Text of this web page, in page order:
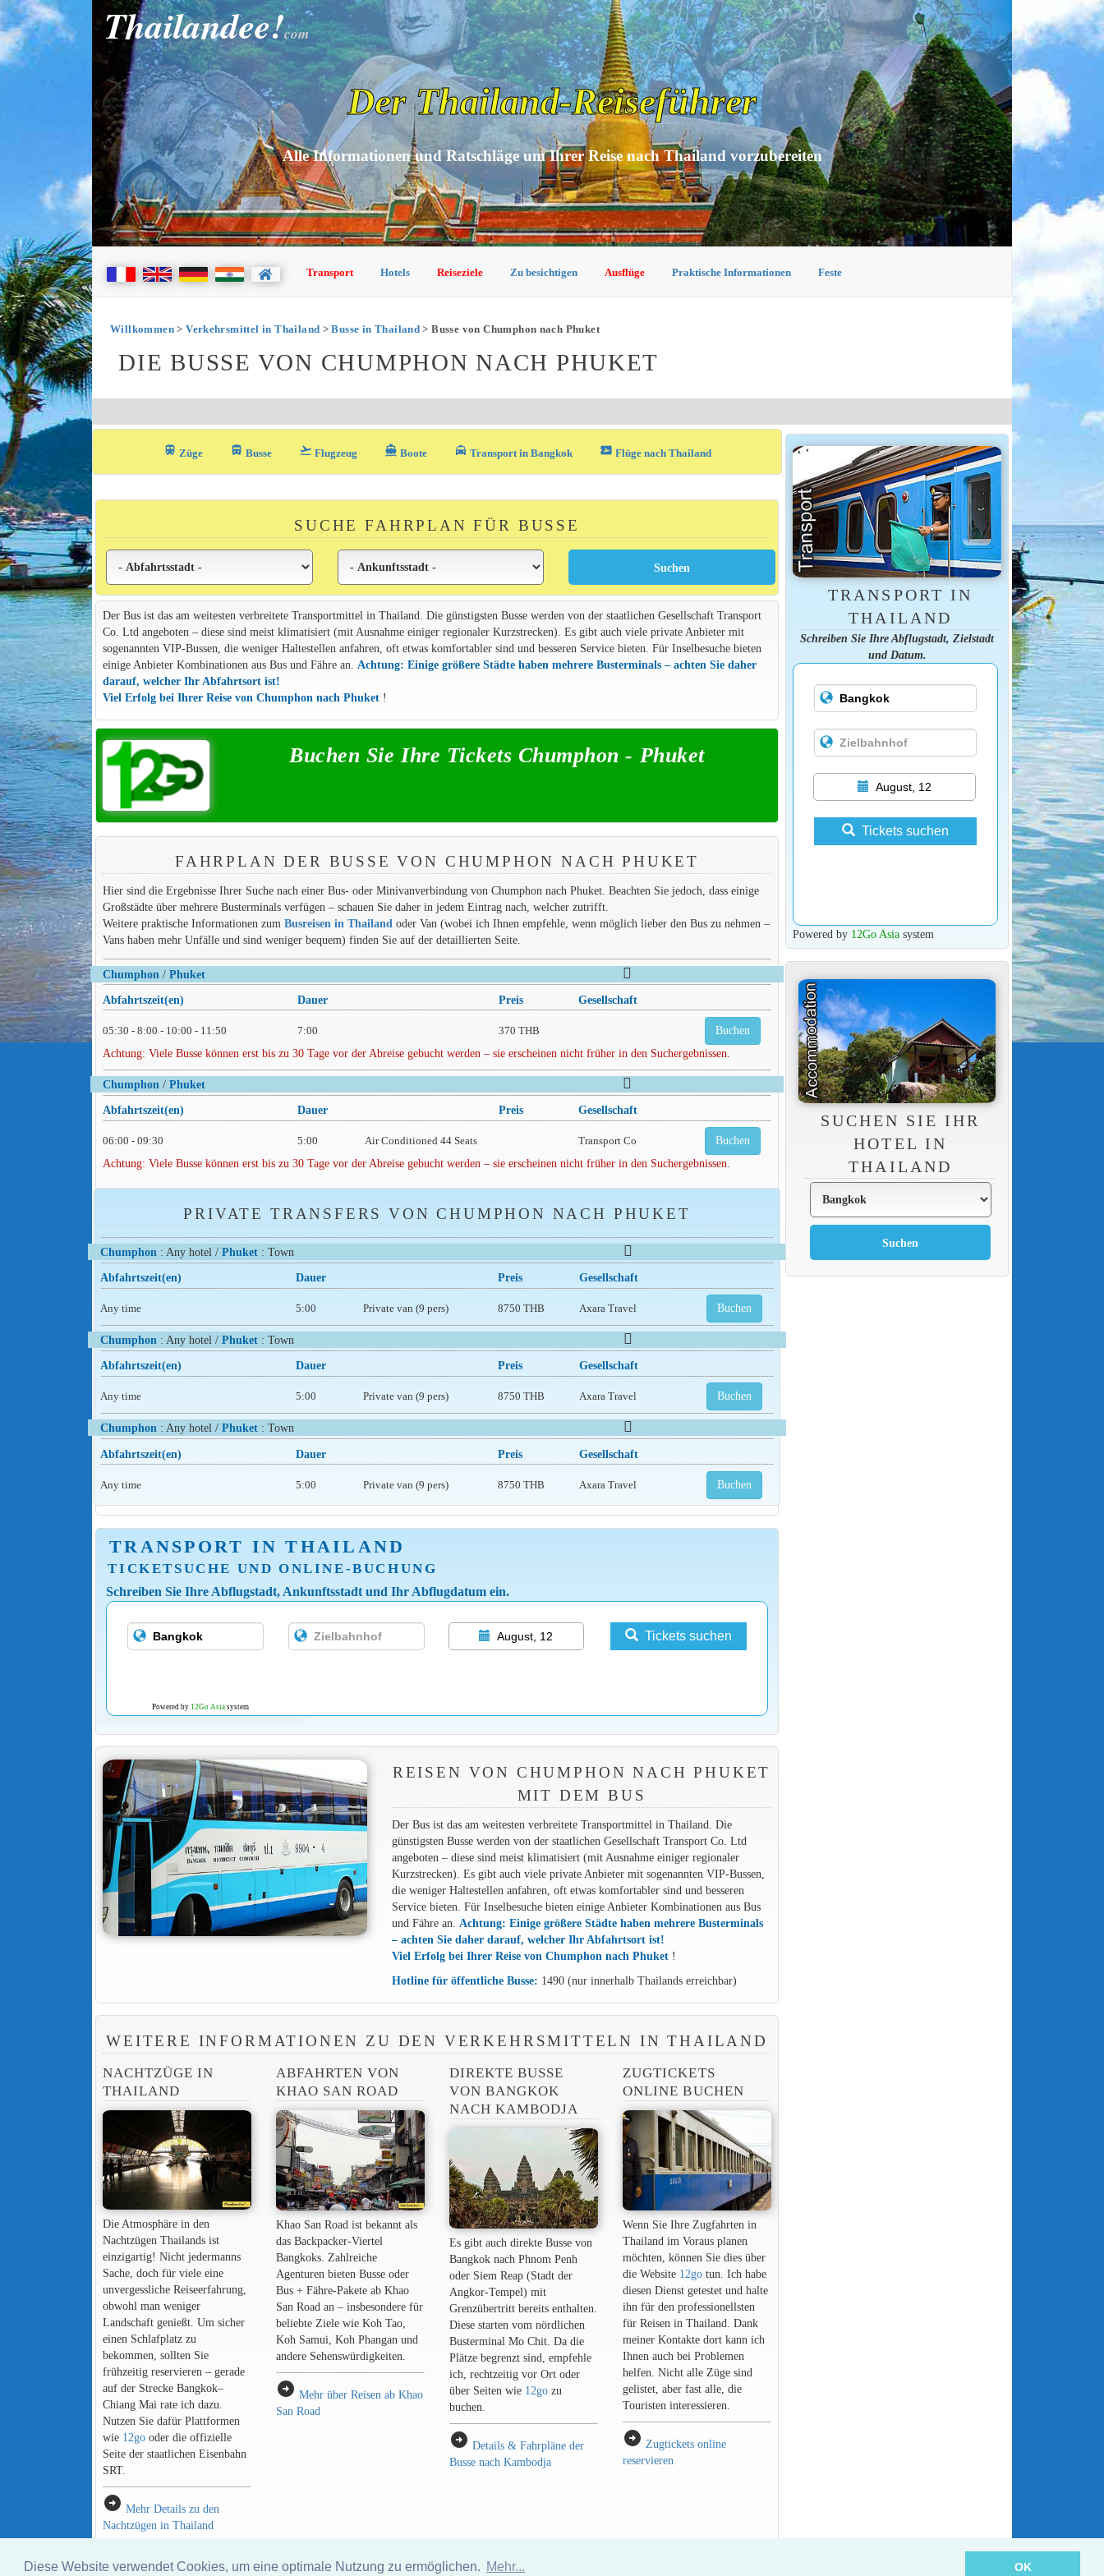
Diese Website verwendet Cookies, um eine optimale Nutzung zu ermöglichen. Mehr... OK
Thailandee!com
Der Thailand-Reiseführer
Alle Informationen und Ratschläge um Ihrer Reise nach Thailand vorzubereiten
Transport Hotels Reiseziele Zu besichtigen Ausflüge Praktische Informationen Feste
Willkommen>Verkehrsmittel in Thailand >Busse in Thailand > Busse von Chumphon nach Phuket
DIE BUSSE VON CHUMPHON NACH PHUKET
train Züge directions_bus_filled Busse flight_takeoff Flugzeug directions_boat Boote local_taxi Transport in Bangkok airplane_ticket Flüge nach Thailand
SUCHE FAHRPLAN FÜR BUSSE
Der Bus ist das am weitesten verbreitete Transportmittel in Thailand. Die günstigsten Busse werden von der staatlichen Gesellschaft Transport
Co. Ltd angeboten – diese sind meist klimatisiert (mit Ausnahme einiger regionaler Kurzstrecken). Es gibt auch viele private Anbieter mit
sogenannten VIP-Bussen, die weniger Haltestellen anfahren, oft etwas komfortabler sind und besseren Service bieten. Für Inselbesuche bieten
einige Anbieter Kombinationen aus Bus und Fähre an. Achtung: Einige größere Städte haben mehrere Busterminals – achten Sie daher
darauf, welcher Ihr Abfahrtsort ist!
Viel Erfolg bei Ihrer Reise von Chumphon nach Phuket!
Buchen Sie Ihre Tickets Chumphon - Phuket
FAHRPLAN DER BUSSE VON CHUMPHON NACH PHUKET
Hier sind die Ergebnisse Ihrer Suche nach einer Bus- oder Minivanverbindung von Chumphon nach Phuket. Beachten Sie jedoch, dass einige
Großstädte über mehrere Busterminals verfügen – schauen Sie daher in jedem Eintrag nach, welcher zutrifft.
Weitere praktische Informationen zum Busreisen in Thailandoder Van (wobei ich Ihnen empfehle, wenn möglich lieber den Bus zu nehmen –
Vans haben mehr Unfälle und sind weniger bequem) finden Sie auf der detaillierten Seite.
Chumphon / Phuket
Abfahrtszeit(en)
Dauer Preis Gesellschaft
05:30 - 8:00 - 10:00 - 11:50 7:00 370 THB Buchen
Achtung: Viele Busse können erst bis zu 30 Tage vor der Abreise gebucht werden – sie erscheinen nicht früher in den Suchergebnissen.
Chumphon / Phuket
Abfahrtszeit(en)
Dauer Preis Gesellschaft
06:00 - 09:30 5:00 Air Conditioned 44 Seats Transport Co Buchen
Achtung: Viele Busse können erst bis zu 30 Tage vor der Abreise gebucht werden – sie erscheinen nicht früher in den Suchergebnissen.
PRIVATE TRANSFERS VON CHUMPHON NACH PHUKET
Chumphon : Any hotel /Phuket : Town
Abfahrtszeit(en)
Dauer Preis Gesellschaft
Any time 5:00 Private van (9 pers) 8750 THB Axara Travel Buchen
Chumphon : Any hotel /Phuket : Town
Abfahrtszeit(en)
Dauer Preis Gesellschaft
Any time 5:00 Private van (9 pers) 8750 THB Axara Travel Buchen
Chumphon : Any hotel /Phuket : Town
Abfahrtszeit(en)
Dauer Preis Gesellschaft
Any time 5:00 Private van (9 pers) 8750 THB Axara Travel Buchen
TRANSPORT IN THAILAND
TICKETSUCHE UND ONLINE-BUCHUNG
Schreiben Sie Ihre Abflugstadt, Ankunftsstadt und Ihr Abflugdatum ein.
August, 12 Tickets suchen
Powered by 12Go Asia system
REISEN VON CHUMPHON NACH PHUKET
MIT DEM BUS
Der Bus ist das am weitesten verbreitete Transportmittel in Thailand. Die
günstigsten Busse werden von der staatlichen Gesellschaft Transport Co. Ltd
angeboten – diese sind meist klimatisiert (mit Ausnahme einiger regionaler
Kurzstrecken). Es gibt auch viele private Anbieter mit sogenannten VIP-Bussen,
die weniger Haltestellen anfahren, oft etwas komfortabler sind und besseren
Service bieten. Für Inselbesuche bieten einige Anbieter Kombinationen aus Bus
und Fähre an. Achtung: Einige größere Städte haben mehrere Busterminals
– achten Sie daher darauf, welcher Ihr Abfahrtsort ist!
Viel Erfolg bei Ihrer Reise von Chumphon nach Phuket!
Hotline für öffentliche Busse: 1490 (nur innerhalb Thailands erreichbar)
WEITERE INFORMATIONEN ZU DEN VERKEHRSMITTELN IN THAILAND
NACHTZÜGE IN
THAILAND
Die Atmosphäre in den
Nachtzügen Thailands ist
einzigartig! Nicht jedermanns
Sache, doch für viele eine
unvergessliche Reiseerfahrung,
obwohl man weniger
Landschaft genießt. Um sicher
einen Schlafplatz zu
bekommen, sollten Sie
frühzeitig reservieren – gerade
auf der Strecke Bangkok–
Chiang Mai rate ich dazu.
Nutzen Sie dafür Plattformen
wie 12gooder die offizielle
Seite der staatlichen Eisenbahn
SRT.
arrow_circle_right Mehr Details zu den
Nachtzügen in Thailand
ABFAHRTEN VON
KHAO SAN ROAD
Khao San Road ist bekannt als
das Backpacker-Viertel
Bangkoks. Zahlreiche
Agenturen bieten Busse oder
Bus + Fähre-Pakete ab Khao
San Road an – insbesondere für
beliebte Ziele wie Koh Tao,
Koh Samui, Koh Phangan und
andere Sehenswürdigkeiten.
arrow_circle_right Mehr über Reisen ab Khao
San Road
DIREKTE BUSSE
VON BANGKOK
NACH KAMBODJA
Es gibt auch direkte Busse von
Bangkok nach Phnom Penh
oder Siem Reap (Stadt der
Angkor-Tempel) mit
Grenzübertritt bereits enthalten.
Diese starten vom nördlichen
Busterminal Mo Chit. Da die
Plätze begrenzt sind, empfehle
ich, rechtzeitig vor Ort oder
über Seiten wie 12gozu
buchen.
arrow_circle_right Details & Fahrpläne der
Busse nach Kambodja
ZUGTICKETS
ONLINE BUCHEN
Wenn Sie Ihre Zugfahrten in
Thailand im Voraus planen
möchten, können Sie dies über
die Website 12go tun. Ich habe
diesen Dienst getestet und halte
ihn für den professionellsten
für Reisen in Thailand. Dank
meiner Kontakte dort kann ich
Ihnen auch bei Problemen
helfen. Nicht alle Züge sind
gelistet, aber fast alle, die
Touristen interessieren.
arrow_circle_right Zugtickets online
reservieren
TRANSPORT IN
THAILAND
Schreiben Sie Ihre Abflugstadt, Zielstadt
und Datum.
August, 12
Tickets suchen
Powered by 12Go Asiasystem
SUCHEN SIE IHR
HOTEL IN
THAILAND
Hotelverzeichnis Thailand